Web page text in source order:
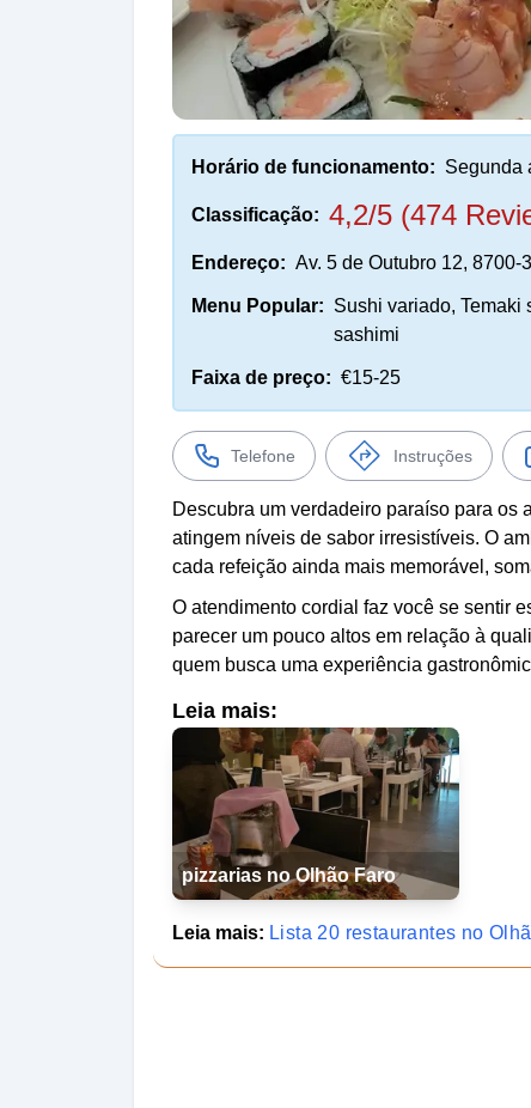
Horário de funcionamento: Segunda
Classificação: 4,2/5 (474
Endereço: Av. 5 de Outubro 12, 8700-
Menu Popular: Sushi variado, Temaki
sashimi
Faixa de preço: €15-25
Telefone Instruções
Descubra um verdadeiro paraíso para os
atingem níveis de sabor irresistíveis. O
cada refeição ainda mais memorável,
O atendimento cordial faz você se sentir
parecer um pouco altos em relação à
quem busca uma experiência
Leia mais:
pizzarias no Olhão Faro
Leia mais: Lista 20 restaurantes no